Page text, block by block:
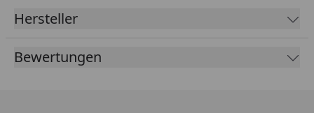
Dieser einzigartige Stempel wird in einer
schwarzen
Innentasche. So nimmst du niemals den falschen Ball
Hersteller
Bewertungen